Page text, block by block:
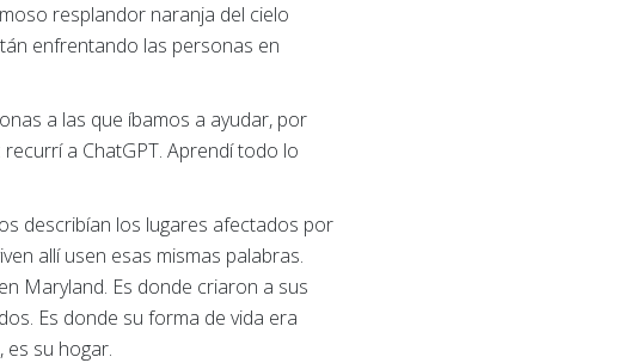
resplandor naranja del cielo
enfrentando las personas en
a las que íbamos a ayudar, por
a ChatGPT. Aprendí todo lo
describían los lugares afectados por
allí usen esas mismas palabras.
Maryland. Es donde criaron a sus
Es donde su forma de vida era
es su hogar.